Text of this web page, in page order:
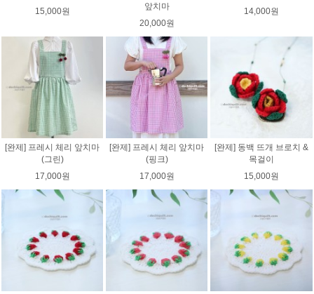
15,000원
앞치마
20,000원
14,000원
[완제] 프레시 체리 앞치마
(그린)
17,000원
[완제] 프레시 체리 앞치마
(핑크)
17,000원
[완제] 동백 뜨개 브로치 &
목걸이
15,000원